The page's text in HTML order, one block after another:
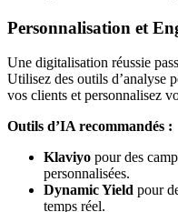
Personnalisation et
Une digitalisation réussie
Utilisez des outils d’analyse
vos clients et personnalisez
Outils d’IA recommandés :
Klaviyo pour des
personnalisées.
Dynamic Yield pour
temps réel.